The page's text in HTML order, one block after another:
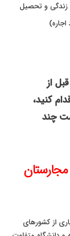
زندگی و تحصیل
از
کنید،
چند
از کشورهای